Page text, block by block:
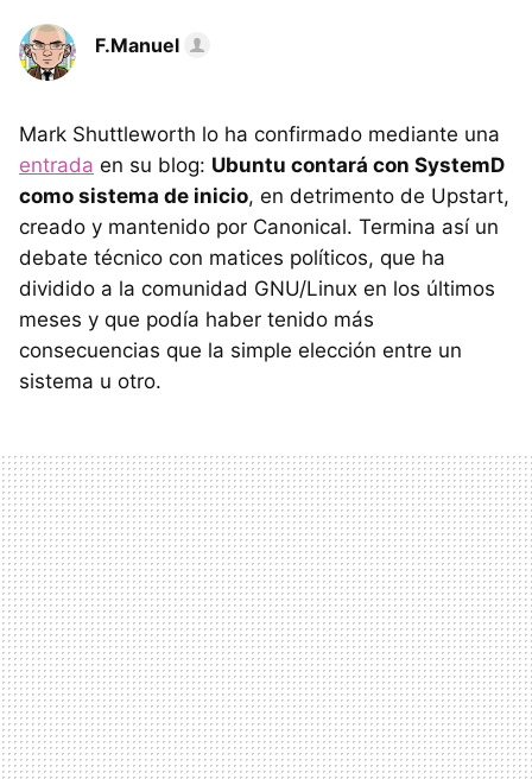
F.Manuel
Mark Shuttleworth lo ha confirmado mediante una
entrada en su blog: Ubuntu contará con SystemD
como sistema de inicio, en detrimento de Upstart,
creado y mantenido por Canonical. Termina así un
debate técnico con matices políticos, que ha
dividido a la comunidad GNU/Linux en los últimos
meses y que podía haber tenido más
consecuencias que la simple elección entre un
sistema u otro.